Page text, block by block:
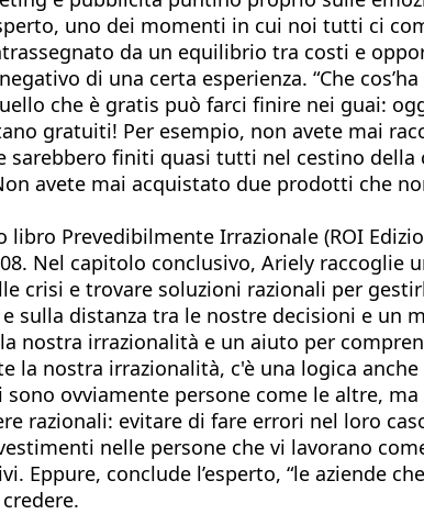
uno dei momenti in cui noi tutti ci
da un equilibrio tra costi e
di una certa esperienza. “Che
che è gratis può farci finire nei guai:
gratuiti! Per esempio, non avete mai
sarebbero finiti quasi tutti nel cestino
avete mai acquistato due prodotti che
Prevedibilmente Irrazionale (ROI
Nel capitolo conclusivo, Ariely
crisi e trovare soluzioni razionali per
sulla distanza tra le nostre decisioni e un
irrazionalità e un aiuto per
la nostra irrazionalità, c'è una logica
sono ovviamente persone come le altre,
razionali: evitare di fare errori nel loro
nelle persone che vi lavorano
conclude l’esperto, “le aziende